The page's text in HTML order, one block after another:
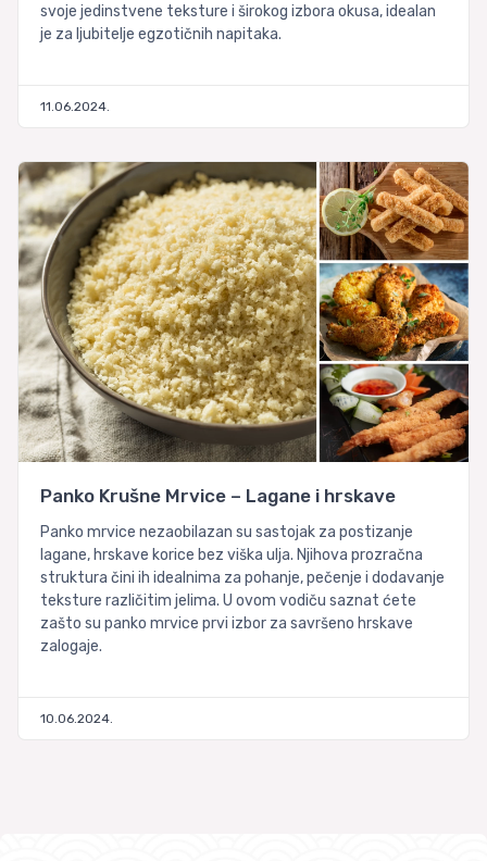
svoje jedinstvene teksture i širokog izbora okusa, idealan
je za ljubitelje egzotičnih napitaka.
11.06.2024.
Panko Krušne Mrvice – Lagane i hrskave
Panko mrvice nezaobilazan su sastojak za postizanje
lagane, hrskave korice bez viška ulja. Njihova prozračna
struktura čini ih idealnima za pohanje, pečenje i dodavanje
teksture različitim jelima. U ovom vodiču saznat ćete
zašto su panko mrvice prvi izbor za savršeno hrskave
zalogaje.
10.06.2024.